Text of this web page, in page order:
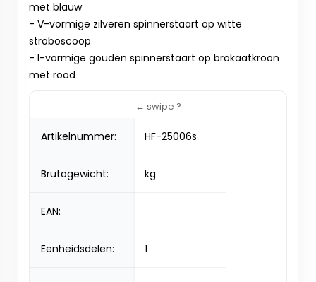
met blauw
- V-vormige zilveren spinnerstaart op witte
stroboscoop
- I-vormige gouden spinnerstaart op brokaatkroon
met rood
Artikelnummer: HF-25006s
Brutogewicht: kg
EAN:
Eenheidsdelen: 1